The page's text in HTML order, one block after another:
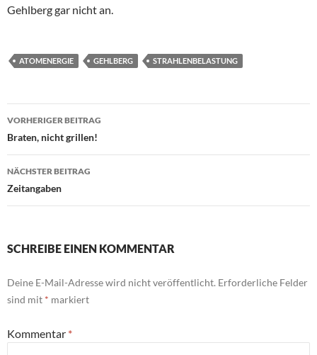
Gehlberg gar nicht an.
ATOMENERGIE GEHLBERG STRAHLENBELASTUNG
Beitragsnavigation
VORHERIGER BEITRAG
Braten, nicht grillen!
NÄCHSTER BEITRAG
Zeitangaben
SCHREIBE EINEN KOMMENTAR
Deine E-Mail-Adresse wird nicht veröffentlicht. Erforderliche Felder
sind mit * markiert
Kommentar *